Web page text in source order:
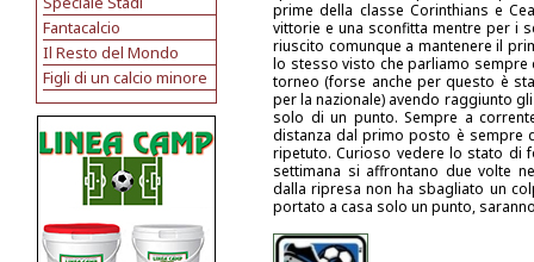
Fantacalcio
Il Resto del Mondo
Figli di un calcio minore
prime della classe Corinthians e
vittorie e una sconfitta mentre per i
riuscito comunque a mantenere il
lo stesso visto che parliamo sempre
torneo (forse anche per questo è
per la nazionale) avendo raggiunto
solo di un punto. Sempre a
distanza dal primo posto è sempre
ripetuto. Curioso vedere lo stato di
settimana si affrontano due volte
dalla ripresa non ha sbagliato un
portato a casa solo un punto,